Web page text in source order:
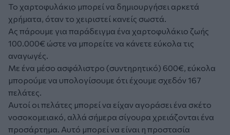
Το χαρτοφυλάκιο μπορεί να δημιουργήσει αρκετά
χρήματα, όταν το χειριστεί κανείς σωστά.
Ας πάρουμε για παράδειγμα ένα χαρτοφυλάκιο ζωής
100.000€ ώστε να μπορείτε να κάνετε εύκολα τις
αναγωγές.
Με ένα μέσο ασφάλιστρο (συντηρητικό) 600€, εύκολα
μπορούμε να υπολογίσουμε ότι έχουμε σχεδόν 167
πελάτες.
Αυτοί οι πελάτες μπορεί να είχαν αγοράσει ένα σκέτο
νοσοκομειακό, αλλά σήμερα σίγουρα χρειάζονται ένα
προσάρτημα. Αυτό μπορεί να είναι η προστασία